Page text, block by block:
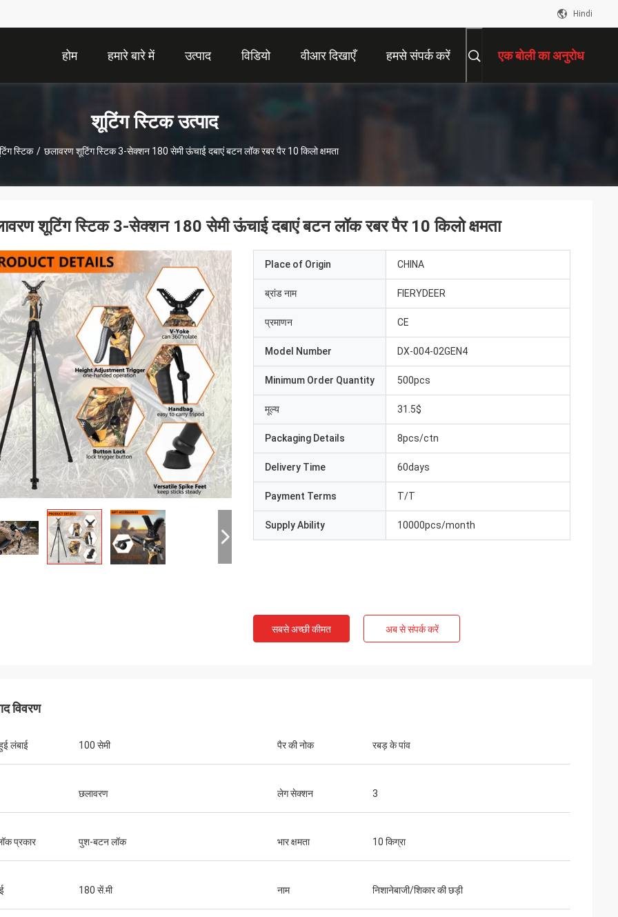
Hindi
होम हमारे बारे में उत्पाद विडियो वीआर दिखाएँ हमसे संपर्क करें एक बोली का अनुरोध
शूटिंग स्टिक उत्पाद
स्टिक / छलावरण शूटिंग स्टिक 3-सेक्शन 180 सेमी ऊंचाई दबाएं बटन लॉक रबर पैर 10 किलो क्षमता
शूटिंग स्टिक 3-सेक्शन 180 सेमी ऊंचाई दबाएं बटन लॉक रबर पैर 10 किलो क्षमता
Place of Origin CHINA
ब्रांड नाम FIERYDEER
प्रमाणन CE
Model Number DX-004-02GEN4
Minimum Order Quantity 500pcs
मूल्य 31.5$
Packaging Details 8pcs/ctn
Delivery Time 60days
Payment Terms T/T
Supply Ability 10000pcs/month
सबसे अच्छी कीमत अब से संपर्क करें
विवरण
लंबाई 100 सेमी पैर की नोक रबड़ के पांव
छलावरण लेग सेक्शन 3
प्रकार पुश-बटन लॉक भार क्षमता 10 किग्रा
180 सें.मी नाम निशानेबाजी/शिकार की छड़ी